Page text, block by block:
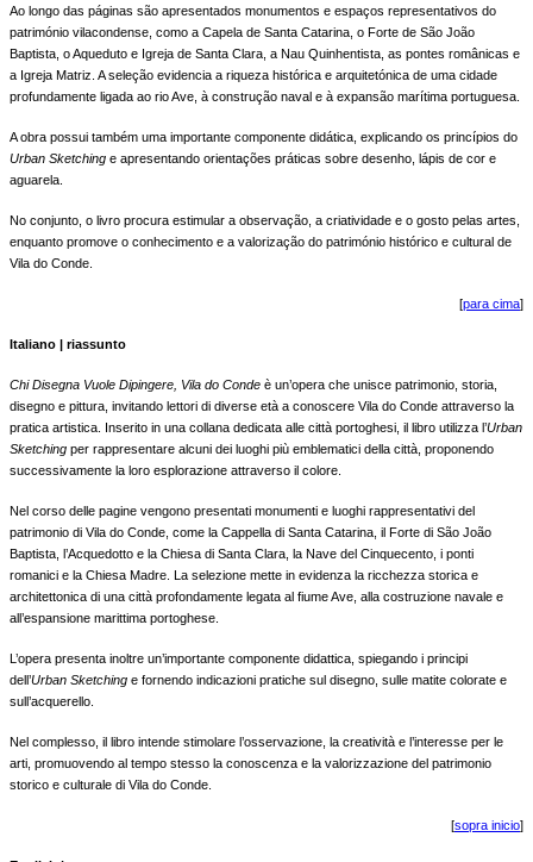
Ao longo das páginas são apresentados monumentos e espaços representativos do
património vilacondense, como a Capela de Santa Catarina, o Forte de São João
Baptista, o Aqueduto e Igreja de Santa Clara, a Nau Quinhentista, as pontes românicas e
a Igreja Matriz. A seleção evidencia a riqueza histórica e arquitetónica de uma cidade
profundamente ligada ao rio Ave, à construção naval e à expansão marítima portuguesa.
A obra possui também uma importante componente didática, explicando os princípios do
Urban Sketching e apresentando orientações práticas sobre desenho, lápis de cor e
aguarela.
No conjunto, o livro procura estimular a observação, a criatividade e o gosto pelas artes,
enquanto promove o conhecimento e a valorização do património histórico e cultural de
Vila do Conde.
[para cima]
Italiano | riassunto
Chi Disegna Vuole Dipingere, Vila do Conde è un’opera che unisce patrimonio, storia,
disegno e pittura, invitando lettori di diverse età a conoscere Vila do Conde attraverso la
pratica artistica. Inserito in una collana dedicata alle città portoghesi, il libro utilizza l’Urban
Sketching per rappresentare alcuni dei luoghi più emblematici della città, proponendo
successivamente la loro esplorazione attraverso il colore.
Nel corso delle pagine vengono presentati monumenti e luoghi rappresentativi del
patrimonio di Vila do Conde, come la Cappella di Santa Catarina, il Forte di São João
Baptista, l’Acquedotto e la Chiesa di Santa Clara, la Nave del Cinquecento, i ponti
romanici e la Chiesa Madre. La selezione mette in evidenza la ricchezza storica e
architettonica di una città profondamente legata al fiume Ave, alla costruzione navale e
all’espansione marittima portoghese.
L’opera presenta inoltre un’importante componente didattica, spiegando i principi
dell’Urban Sketching e fornendo indicazioni pratiche sul disegno, sulle matite colorate e
sull’acquerello.
Nel complesso, il libro intende stimolare l’osservazione, la creatività e l’interesse per le
arti, promuovendo al tempo stesso la conoscenza e la valorizzazione del patrimonio
storico e culturale di Vila do Conde.
[sopra inicio]